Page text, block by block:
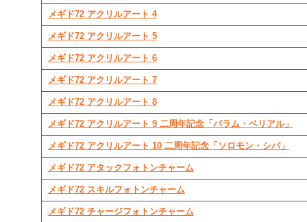
メギド72 アクリルアート 4
メギド72 アクリルアート 5
メギド72 アクリルアート 6
メギド72 アクリルアート 7
メギド72 アクリルアート 8
メギド72 アクリルアート 9 二周年記念「バラム・ベリアル」
メギド72 アクリルアート 10 二周年記念「ソロモン・シバ」
メギド72 アタックフォトンチャーム
メギド72 スキルフォトンチャーム
メギド72 チャージフォトンチャーム